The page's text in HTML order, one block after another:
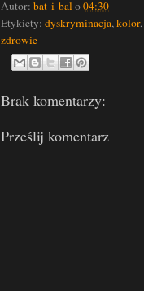
Autor: bat-i-balo04:30
Etykiety: dyskryminacja,kolor,
zdrowie
Brak komentarzy:
Prześlij komentarz